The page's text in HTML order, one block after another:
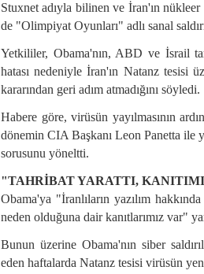
Stuxnet adıyla bilinen ve İran'ın
de "Olimpiyat Oyunları" adlı sanal
Yetkililer, Obama'nın, ABD ve İsrail
hatası nedeniyleİran'ın Natanz tesisi
kararından geri adım atmadığını söyledi.
Habere göre, virüsün yayılmasının
dönemin CIA Başkanı Leon Panetta ile
sorusunu yöneltti.
"TAHRİBAT YARATTI,
Obama'ya "İranlıların yazılım
neden olduğuna dair kanıtlarımız var"
Bunun üzerine Obama'nın siber
eden haftalarda Natanz tesisi virüsün